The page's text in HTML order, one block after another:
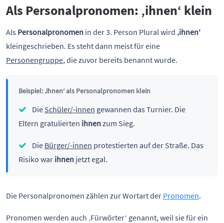
Als Personalpronomen: ‚ihnen‘ klein
Als Personalpronomen in der 3. Person Plural wird ‚ihnen‘
kleingeschrieben. Es steht dann meist für eine
Personengruppe, die zuvor bereits benannt wurde.
Beispiel: ‚ihnen‘ als Personalpronomen klein
Die Schüler/-innen gewannen das Turnier. Die
Eltern gratulierten ihnenzum Sieg.
Die Bürger/-innen protestierten auf der Straße. Das
Risiko war ihnenjetzt egal.
Die Personalpronomen zählen zur Wortart der Pronomen.
Pronomen werden auch ‚Fürwörter‘ genannt, weil sie für ein